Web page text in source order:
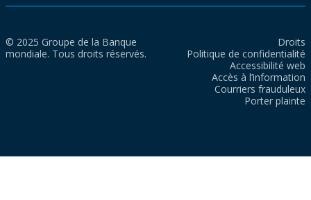
© 2025 Groupe de la Banque
mondiale. Tous droits réservés.
Droits
Politique de confidentialité
Accessibilité web
Accès à l’information
Courriers frauduleux
Porter plainte